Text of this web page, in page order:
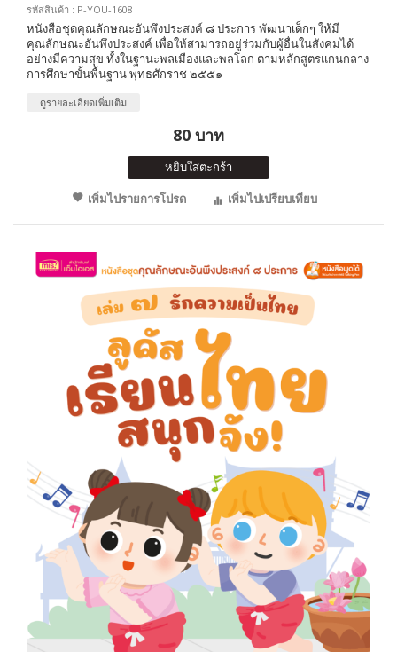
รหัสสินค้า : P-YOU-1608
หนังสือชุดคุณลักษณะอันพึงประสงค์ ๘ ประการ พัฒนาเด็กๆ ให้มี
คุณลักษณะอันพึงประสงค์ เพื่อให้สามารถอยู่ร่วมกับผู้อื่นในสังคมได้
อย่างมีความสุข ทั้งในฐานะพลเมืองและพลโลก ตามหลักสูตรแกนกลาง
การศึกษาขั้นพื้นฐาน พุทธศักราช ๒๕๕๑
ดูรายละเอียดเพิ่มเติม
80 บาท
หยิบใส่ตะกร้า
เพิ่มไปรายการโปรด
เพิ่มไปเปรียบเทียบ